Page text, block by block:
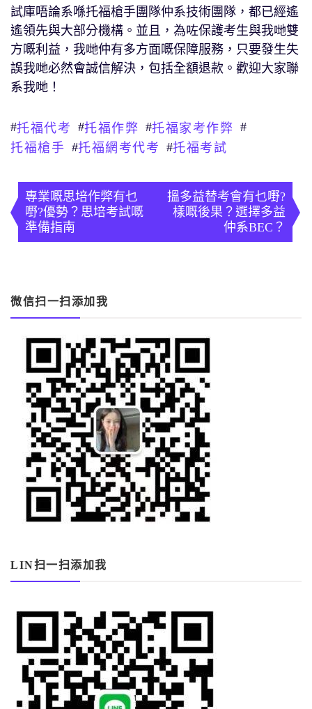
試庫唔論系喺托福槍手團隊仲系技術團隊，都已經遙
遙領先與大部分機構。並且，為咗保護考生與我哋雙
方嘅利益，我哋仲有多方面嘅保障服務，只要發生失
誤我哋必然會誠信解決，包括全額退款。歡迎大家聯
系我哋！
#托福代考 #托福作弊 #托福家考作弊 #
托福槍手 #托福網考代考 #托福考試
章
導
覽
專業嘅思培作弊有乜
嘢?優勢？思培考試嘅
準備指南
搵多益替考會有乜嘢?
樣嘅後果？選擇多益
仲系BEC？
微信扫一扫添加我
LIN扫一扫添加我